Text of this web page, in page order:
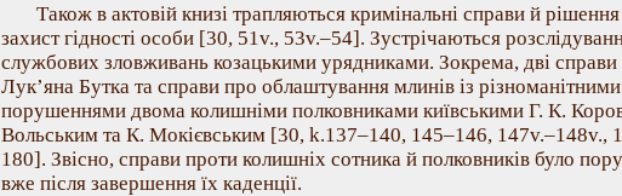
Також в актовій книзі трапляються кримінальні справи й
захист гідності особи [30, 51v., 53v.–54]. Зустрічаються
службових зловживань козацькими урядниками. Зокрема, дві справи
Лук’яна Бутка та справи про облаштування млинів із різноманітними
порушеннями двома колишніми полковниками київськими Г. К.
Вольським та К. Мокієвським [30, k.137–140, 145–146, 147v.–148v.,
180]. Звісно, справи проти колишніх сотника й полковників було
вже після завершення їх каденції.